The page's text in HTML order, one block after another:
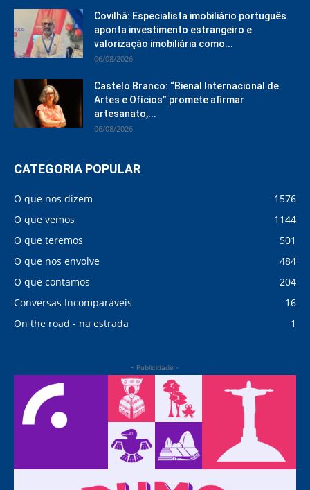
Covilhã: Especialista imobiliário português
aponta investimento estrangeiro e
valorização imobiliária como...
06/08/2026
Castelo Branco: “Bienal Internacional de
Artes e Ofícios” promete afirmar
artesanato,...
06/08/2026
CATEGORIA POPULAR
O que nos dizem
1576
O que vemos
1144
O que teremos
501
O que nos envolve
484
O que contamos
204
Conversas Incomparáveis
16
On the road - na estrada
1
- Publicidade -